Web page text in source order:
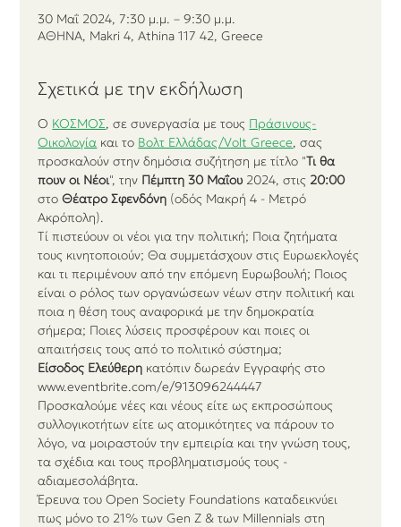
30 Μαΐ 2024, 7:30 μ.μ. – 9:30 μ.μ.
ΑΘΗΝΑ, Makri 4, Athina 117 42, Greece
Σχετικά με την εκδήλωση
Ο ΚΟΣΜΟΣ, σε συνεργασία με τους Πράσινους-
Οικολογία και το Βολτ Ελλάδας/Volt Greece, σας
προσκαλούν στην δημόσια συζήτηση με τίτλο "Τι θα
πουν οι Νέοι", την Πέμπτη 30 Μαΐου 2024, στις 20:00
στο Θέατρο Σφενδόνη (οδός Μακρή 4 - Μετρό
Ακρόπολη).
Τί πιστεύουν οι νέοι για την πολιτική; Ποια ζητήματα
τους κινητοποιούν; Θα συμμετάσχουν στις Ευρωεκλογές
και τι περιμένουν από την επόμενη Ευρωβουλή; Ποιος
είναι ο ρόλος των οργανώσεων νέων στην πολιτική και
ποια η θέση τους αναφορικά με την δημοκρατία
σήμερα; Ποιες λύσεις προσφέρουν και ποιες οι
απαιτήσεις τους από το πολιτικό σύστημα;
Είσοδος Ελεύθερη κατόπιν δωρεάν Εγγραφής στο
www.eventbrite.com/e/913096244447
Προσκαλούμε νέες και νέους είτε ως εκπροσώπους
συλλογικοτήτων είτε ως ατομικότητες να πάρουν το
λόγο, να μοιραστούν την εμπειρία και την γνώση τους,
τα σχέδια και τους προβληματισμούς τους -
αδιαμεσολάβητα.
Έρευνα του Open Society Foundations καταδεικνύει
πως μόνο το 21% των Gen Z & των Millennials στη